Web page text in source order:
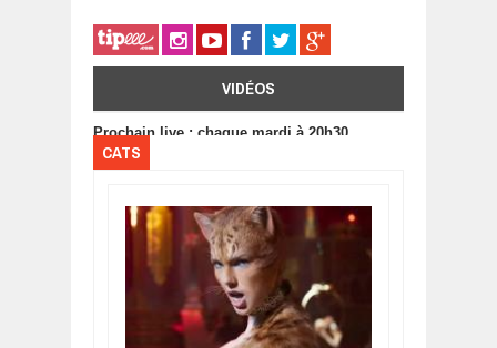
VIDÉOS
Prochain live : chaque mardi à 20h30
CATS